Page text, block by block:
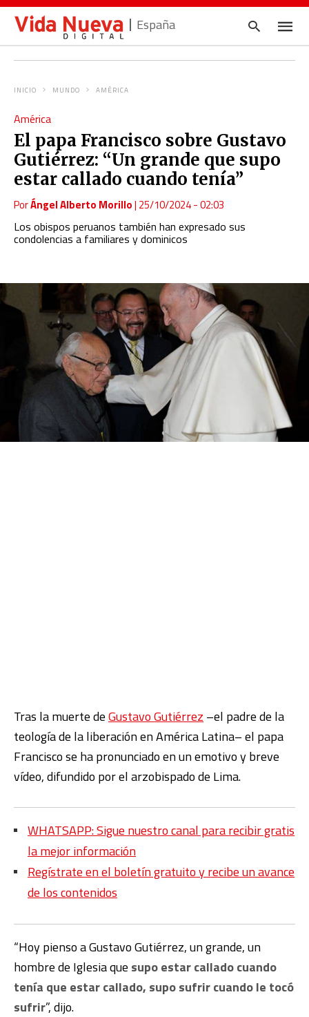
España
y
pulsa
en
INICIO MUNDO AMÉRICA
América
El papa Francisco sobre Gustavo
Gutiérrez: “Un grande que supo
estar callado cuando tenía”
PorÁngel Alberto Morillo| 25/10/2024 - 02:03
Los obispos peruanos también han expresado sus
condolencias a familiares y dominicos
Tras la muerte deGustavo Gutiérrez –el padre de la
teología de la liberación en América Latina– el papa
Francisco se ha pronunciado en un emotivo y breve
vídeo, difundido por el arzobispado de Lima.
WHATSAPP: Sigue nuestro canal para recibir gratis
la mejor información
Regístrate en el boletín gratuito y recibe un avance
de los contenidos
“Hoy pienso a Gustavo Gutiérrez, un grande, un
hombre de Iglesia que supo estar callado cuando
tenía que estar callado, supo sufrir cuando le tocó
sufrir”, dijo.